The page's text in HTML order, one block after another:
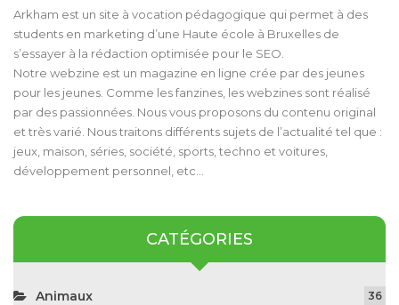
Arkham est un site à vocation pédagogique qui permet à des
students en marketing d’une Haute école à Bruxelles de
s’essayer à la rédaction optimisée pour le SEO.
Notre webzine est un magazine en ligne crée par des jeunes
pour les jeunes. Comme les fanzines, les webzines sont réalisé
par des passionnées. Nous vous proposons du contenu original
et très varié. Nous traitons différents sujets de l’actualité tel que :
jeux, maison, séries, société, sports, techno et voitures,
développement personnel, etc…
CATÉGORIES
Animaux 36